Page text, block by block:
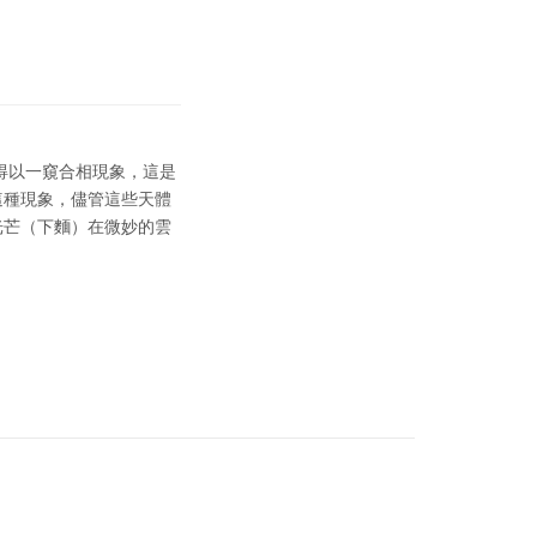
一窺合相現象，這是
現象，儘管這些天體
（下麵）在微妙的雲